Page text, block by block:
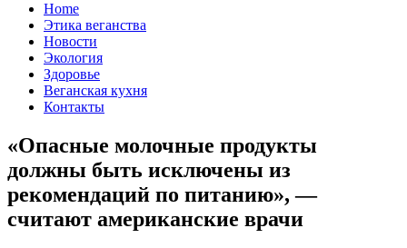
Home
Этика веганства
Новости
Экология
Здоровье
Веганская кухня
Контакты
«Опасные молочные продукты
должны быть исключены из
рекомендаций по питанию», —
считают американские врачи